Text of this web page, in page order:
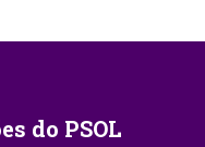
do PSOL